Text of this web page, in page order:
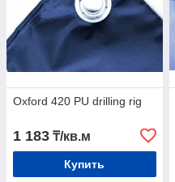
Oxford 420 PU drilling rig
1 183 ₸/кв.м
Купить